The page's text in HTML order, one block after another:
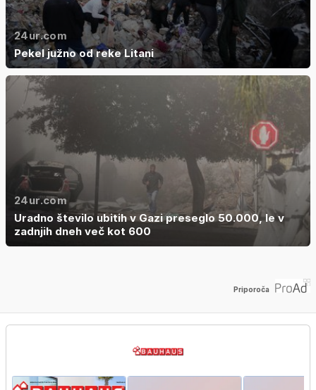
24ur.com
Pekel južno od reke Litani
24ur.com
Uradno število ubitih v Gazi preseglo 50.000, le v
zadnjih dneh več kot 600
Priporoča